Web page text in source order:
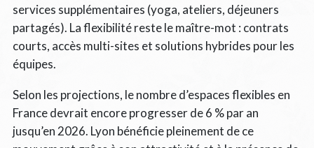
services supplémentaires (yoga, ateliers, déjeuners
partagés). La flexibilité reste le maître-mot : contrats
courts, accès multi-sites et solutions hybrides pour les
équipes.
Selon les projections, le nombre d’espaces flexibles en
France devrait encore progresser de 6 % par an
jusqu’en 2026. Lyon bénéficie pleinement de ce